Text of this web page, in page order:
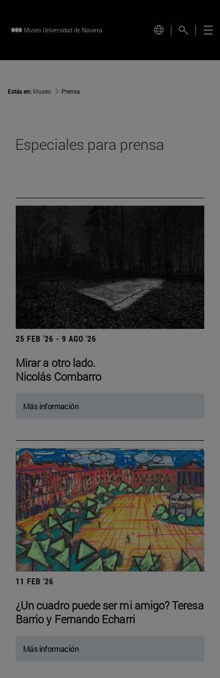
Estás en: Museo Prensa
Especiales para prensa
25 FEB '26 - 9 AGO '26
Mirar a otro lado.
Nicolás Combarro
Más información
11 FEB '26
¿Un cuadro puede ser mi amigo? Teresa
Barrio y Fernando Echarri
Más información